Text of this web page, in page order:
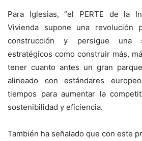
Para Iglesias, “el PERTE de la
Vivienda supone una
construcción y persigue una
estratégicos como construir más,
tener cuanto antes un gran
alineado con estándares
tiempos para aumentar la
sostenibilidad y eficiencia.
También ha señalado que con este